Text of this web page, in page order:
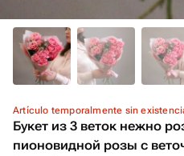
Artículo temporalmente sin
Букет из 3 веток нежно
пионовидной розы с